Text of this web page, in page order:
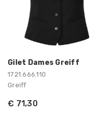
Gilet Dames Greiff
1721.666.110
Greiff
€ 71,30